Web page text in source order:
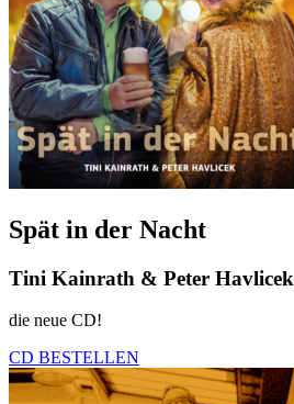
Spät in der Nacht
Tini Kainrath & Peter Havlicek
die neue CD!
CD BESTELLEN